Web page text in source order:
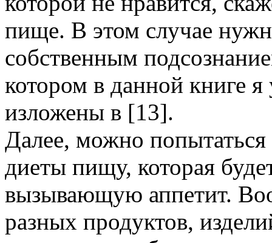
пище. В этом случае
собственным
котором в данной книге
изложены в [13].
Далее, можно
диеты пищу, которая
вызывающую аппетит.
разных продуктов,